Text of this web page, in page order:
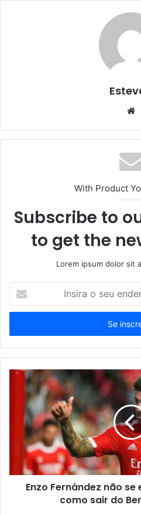
With Product
Subscribe to
to get the
Lorem ipsum dolor sit
seu
de
email
Enzo Fernández não
como sair do